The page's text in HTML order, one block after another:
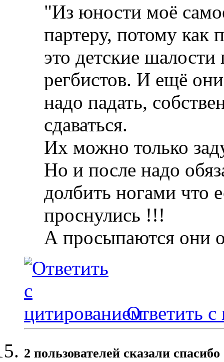
"Из юности моё
партеру, потому как
это детские
регбистов. И ещё
надо падать,
сдаваться.
Их можно только
Но и после надо
долбить ногами что
проснулись !!!
А просыпаются они
Ответить с
2 пользователей сказали